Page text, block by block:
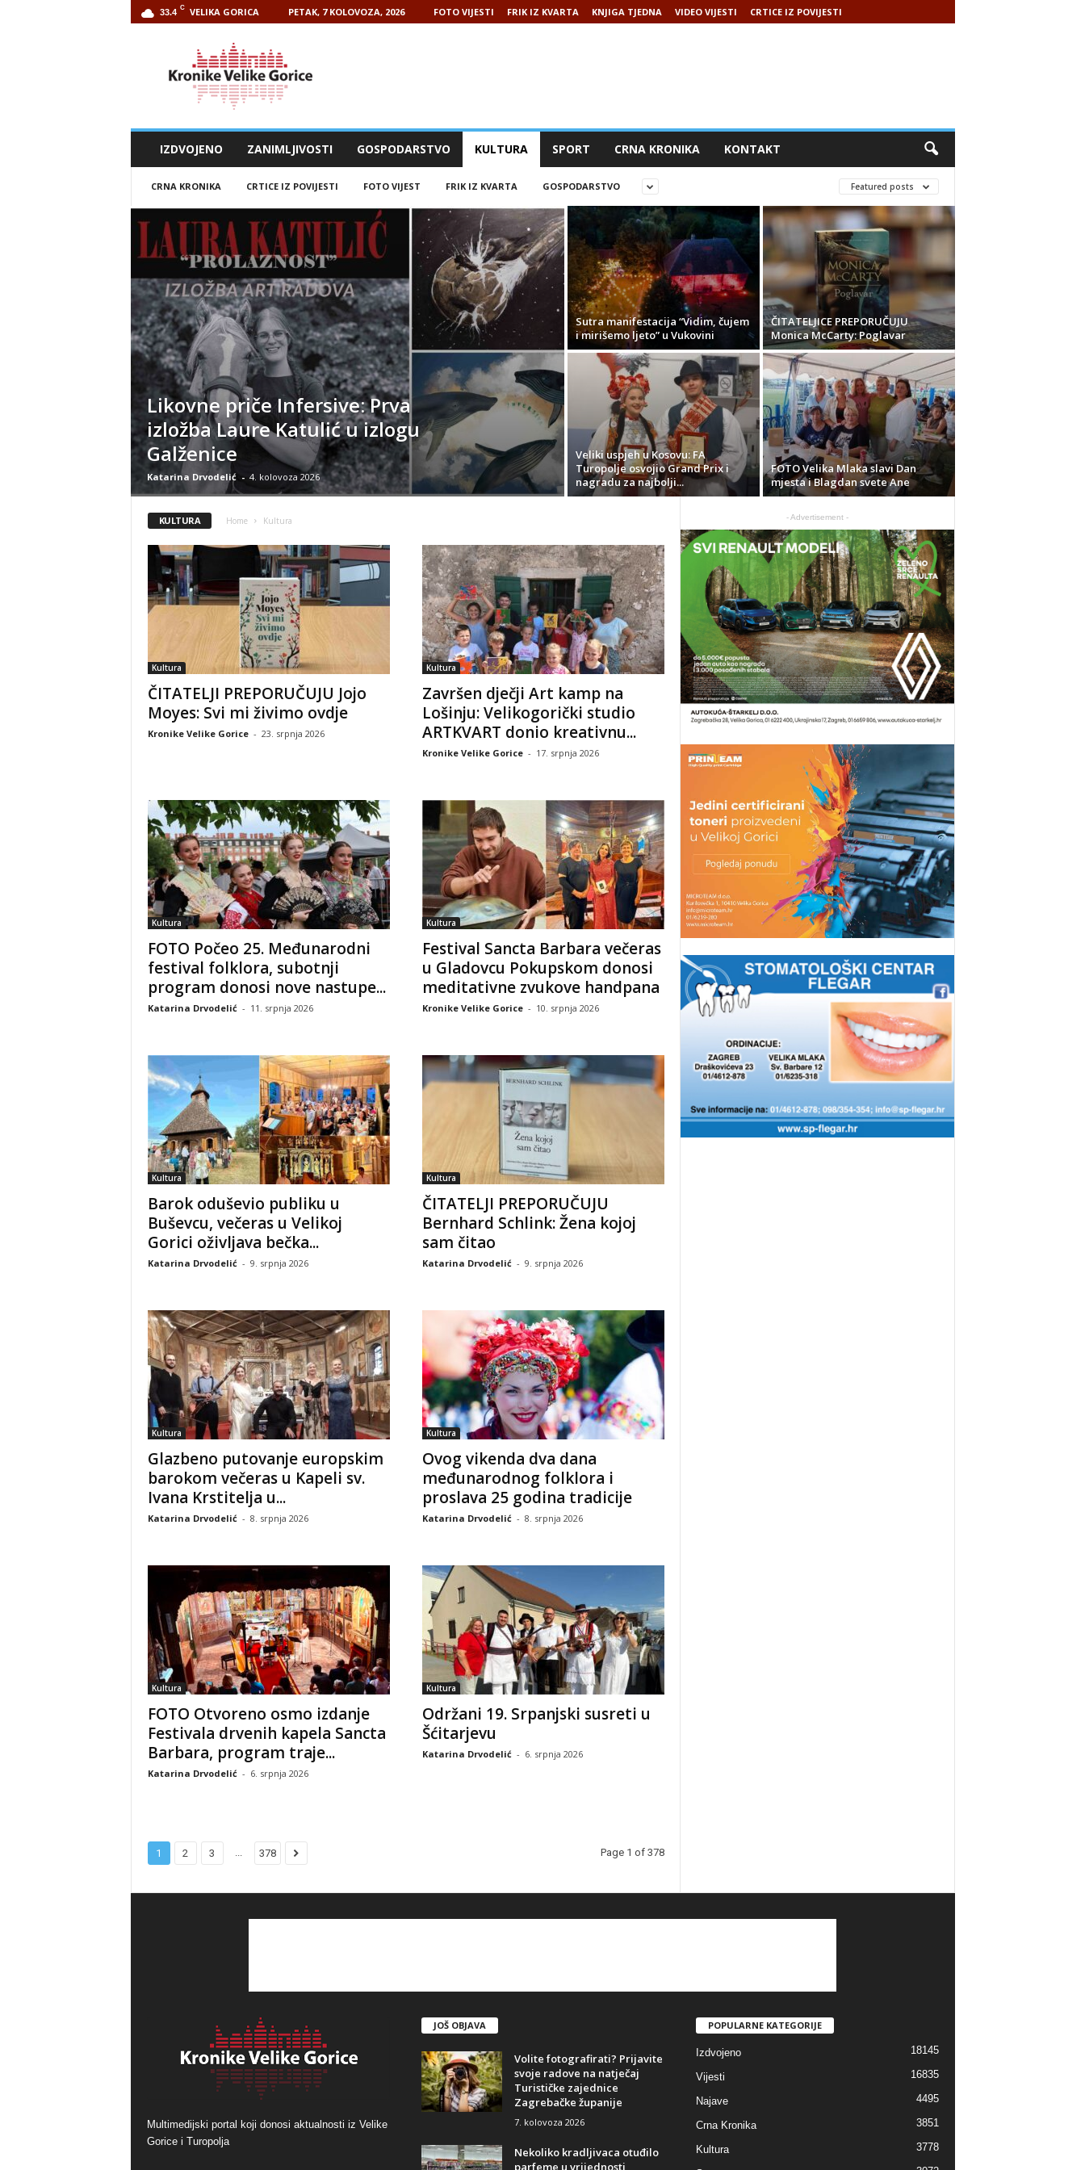
33.4 C VELIKA GORICA PETAK, 7 KOLOVOZA, 2026 FOTO VIJESTI FRIK IZ KVARTA KNJIGA TJEDNA VIDEO VIJESTI CRTICE IZ POVIJESTI
IZDVOJENO ZANIMLJIVOSTI GOSPODARSTVO KULTURA SPORT CRNA KRONIKA KONTAKT
CRNA KRONIKA CRTICE IZ POVIJESTI FOTO VIJEST FRIK IZ KVARTA GOSPODARSTVO Featured posts
Likovne priče Infersive: Prva
izložba Laure Katulić u izlogu
Galženice
Katarina Drvodelić - 4. kolovoza 2026
Sutra manifestacija “Vidim, čujem
i mirišemo ljeto” u Vukovini
ČITATELJICE PREPORUČUJU
Monica McCarty: Poglavar
Veliki uspjeh u Kosovu: FA
Turopolje osvojio Grand Prix i
nagradu za najbolji...
FOTO Velika Mlaka slavi Dan
mjesta i Blagdan svete Ane
KULTURA Home Kultura
Kultura
ČITATELJI PREPORUČUJU Jojo
Moyes: Svi mi živimo ovdje
Kronike Velike Gorice - 23. srpnja 2026
Kultura
Završen dječji Art kamp na
Lošinju: Velikogorički studio
ARTKVART donio kreativnu...
Kronike Velike Gorice - 17. srpnja 2026
Kultura
FOTO Počeo 25. Međunarodni
festival folklora, subotnji
program donosi nove nastupe...
Katarina Drvodelić - 11. srpnja 2026
Kultura
Festival Sancta Barbara večeras
u Gladovcu Pokupskom donosi
meditativne zvukove handpana
Kronike Velike Gorice - 10. srpnja 2026
Kultura
Barok oduševio publiku u
Buševcu, večeras u Velikoj
Gorici oživljava bečka...
Katarina Drvodelić - 9. srpnja 2026
Kultura
ČITATELJI PREPORUČUJU
Bernhard Schlink: Žena kojoj
sam čitao
Katarina Drvodelić - 9. srpnja 2026
Kultura
Glazbeno putovanje europskim
barokom večeras u Kapeli sv.
Ivana Krstitelja u...
Katarina Drvodelić - 8. srpnja 2026
Kultura
Ovog vikenda dva dana
međunarodnog folklora i
proslava 25 godina tradicije
Katarina Drvodelić - 8. srpnja 2026
Kultura
FOTO Otvoreno osmo izdanje
Festivala drvenih kapela Sancta
Barbara, program traje...
Katarina Drvodelić - 6. srpnja 2026
Kultura
Održani 19. Srpanjski susreti u
Šćitarjevu
Katarina Drvodelić - 6. srpnja 2026
1 2 3 ... 378 Page 1 of 378
- Advertisement -
Multimedijski portal koji donosi aktualnosti iz Velike
Gorice i Turopolja
JOŠ OBJAVA
Volite fotografirati? Prijavite
svoje radove na natječaj
Turističke zajednice
Zagrebačke županije
7. kolovoza 2026
Nekoliko kradljivaca otuđilo
parfeme u vrijednosti
POPULARNE KATEGORIJE
Izdvojeno 18145
Vijesti 16835
Najave 4495
Crna Kronika 3851
Kultura 3778